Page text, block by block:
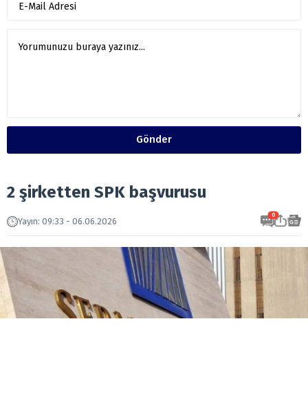
Gönder
2 şirketten SPK başvurusu
Yayın: 09:33 - 06.06.2026
0